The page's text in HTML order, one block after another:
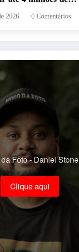
país está
2026 0 Comentários
Foto - Daniel Stone
Clique aqui